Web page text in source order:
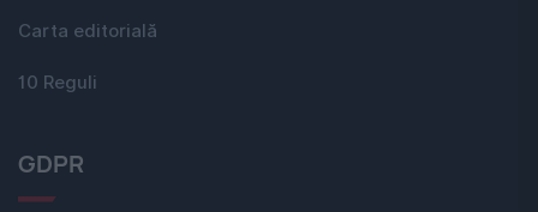
Carta editorială
10 Reguli
GDPR